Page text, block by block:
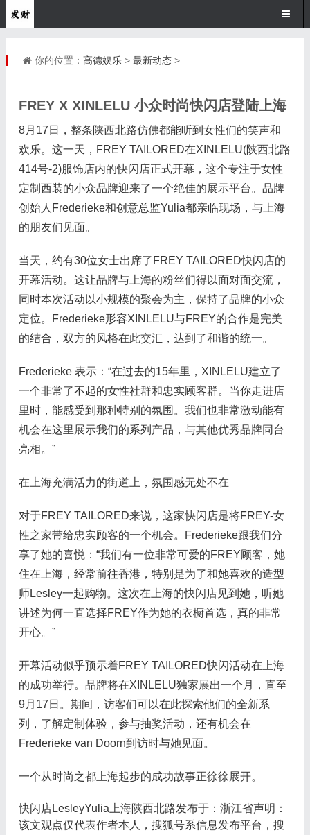
你的位置： 高德娱乐> 最新动态>
FREY X XINLELU 小众时尚快闪店登陆上海
8月17日，整条陕西北路仿佛都能听到女性们的笑声和
欢乐。这一天，FREY TAILORED在XINLELU(陕西北路
414号-2)服饰店内的快闪店正式开幕，这个专注于女性
定制西装的小众品牌迎来了一个绝佳的展示平台。品牌
创始人Frederieke和创意总监Yulia都亲临现场，与上海
的朋友们见面。
当天，约有30位女士出席了FREY TAILORED快闪店的
开幕活动。这让品牌与上海的粉丝们得以面对面交流，
同时本次活动以小规模的聚会为主，保持了品牌的小众
定位。Frederieke形容XINLELU与FREY的合作是完美
的结合，双方的风格在此交汇，达到了和谐的统一。
Frederieke 表示：“在过去的15年里，XINLELU建立了
一个非常了不起的女性社群和忠实顾客群。当你走进店
里时，能感受到那种特别的氛围。我们也非常激动能有
机会在这里展示我们的系列产品，与其他优秀品牌同台
亮相。”
在上海充满活力的街道上，氛围感无处不在
对于FREY TAILORED来说，这家快闪店是将FREY-女
性之家带给忠实顾客的一个机会。Frederieke跟我们分
享了她的喜悦：“我们有一位非常可爱的FREY顾客，她
住在上海，经常前往香港，特别是为了和她喜欢的造型
师Lesley一起购物。这次在上海的快闪店见到她，听她
讲述为何一直选择FREY作为她的衣橱首选，真的非常
开心。”
开幕活动似乎预示着FREY TAILORED快闪活动在上海
的成功举行。品牌将在XINLELU独家展出一个月，直至
9月17日。期间，访客们可以在此探索他们的全新系
列，了解定制体验，参与抽奖活动，还有机会在
Frederieke van Doorn到访时与她见面。
一个从时尚之都上海起步的成功故事正徐徐展开。
快闪店LesleyYulia上海陕西北路发布于：浙江省声明：
该文观点仅代表作者本人，搜狐号系信息发布平台，搜